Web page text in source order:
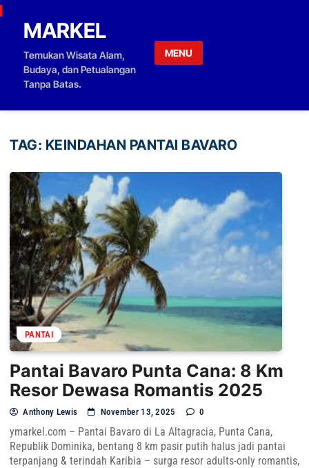
Skip to content
MARKEL
Temukan Wisata Alam,
Budaya, dan Petualangan
Tanpa Batas.
MENU
TAG: KEINDAHAN PANTAI BAVARO
PANTAI
Pantai Bavaro Punta Cana: 8 Km
Resor Dewasa Romantis 2025
Anthony Lewis November 13, 2025 0
ymarkel.com – Pantai Bavaro di La Altagracia, Punta Cana,
Republik Dominika, bentang 8 km pasir putih halus jadi pantai
terpanjang & terindah Karibia – surga resor adults-only romantis,